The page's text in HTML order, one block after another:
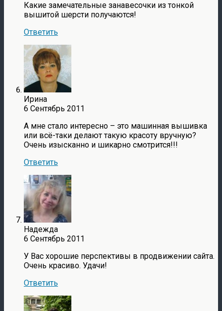
Какие замечательные занавесочки из тонкой
вышитой шерсти получаются!
Ответить
Ирина
6 Сентябрь 2011
А мне стало интересно – это машинная вышивка
или всё-таки делают такую красоту вручную?
Очень изысканно и шикарно смотрится!!!
Ответить
Надежда
6 Сентябрь 2011
У Вас хорошие перспективы в продвижении сайта.
Очень красиво. Удачи!
Ответить